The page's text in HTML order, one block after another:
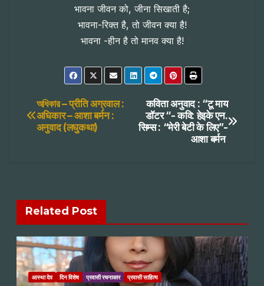
भावना जीवन को, जीना सिखाती है;
भावना-रिक्त है, तो जीवन क्या है!
भावना -हीन है तो मानव क्या है!
Post
navigation
कविता अनुवाद : “टू माय
डॉटर “- कवि: हेइके एन.
सिम्स : “मेरी बेटी के लिए”-
आशा बर्मन
অধিকার – प्रीति अग्रवाल :
अधिकार – आशा बर्मन :
अनुवाद (लघुकथा)
Related Post
आस्था देव दिन विशेष प्रवासी रचनाकार प्रवासी साहित्य